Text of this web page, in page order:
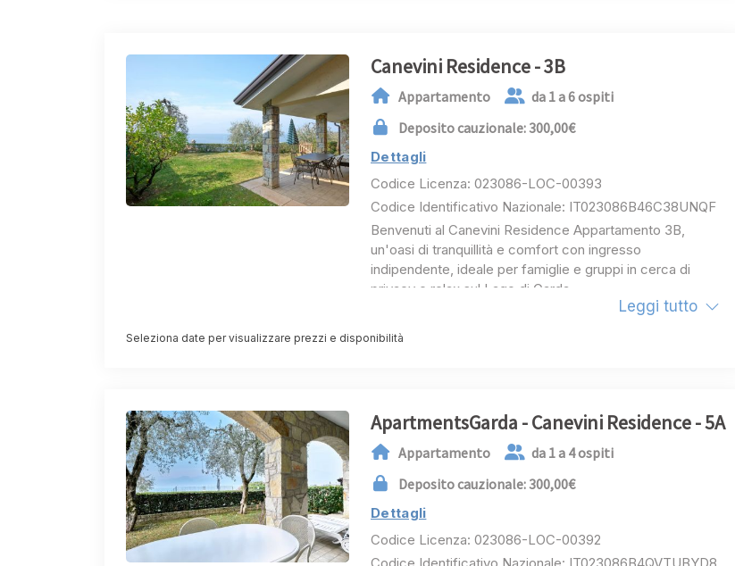
una vacanza che rimarrà impressa nel tuo cuore.Canevini Residence - 3B
Appartamento
da 1 a 6 ospiti
Deposito cauzionale: 300,00€
Dettagli
Codice Licenza: 023086-LOC-00393
Codice Identificativo Nazionale: IT023086B46C38UNQF
Benvenuti al Canevini Residence Appartamento 3B,
un'oasi di tranquillità e comfort con ingresso
indipendente, ideale per famiglie e gruppi in cerca di
privacy e relax sul Lago di Garda.
attenzione ai dettagli, vi offrirà un'esperienza di vacanza
L'ampio soggiorno con cucina attrezzata è il luogo
perfetto per ritrovarsi e condividere momenti conviviali.
Potrete preparare deliziosi piatti con i prodotti locali e
gustarli sulla terrazza privata, godendovi la vista
panoramica.
Le tre camere da letto, la prima con un letto
Leggi tutto
Seleziona date per visualizzare prezzi e disponibilità
ApartmentsGarda - Canevini Residence - 5A
Appartamento
da 1 a 4 ospiti
Deposito cauzionale: 300,00€
Dettagli
Codice Licenza: 023086-LOC-00392